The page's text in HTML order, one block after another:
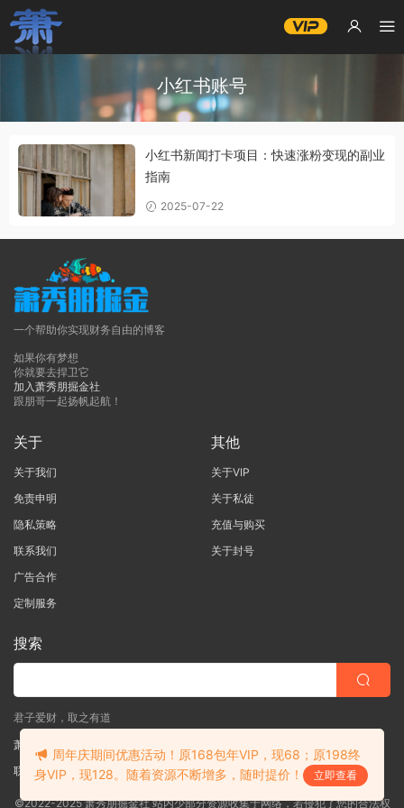
小红书账号
小红书新闻打卡项目：快速涨粉变现的副业
指南
2025-07-22
一个帮助你实现财务自由的博客
如果你有梦想
你就要去捍卫它
加入萧秀朋掘金社
跟朋哥一起扬帆起航！
关于
关于我们
免责申明
隐私策略
联系我们
广告合作
定制服务
其他
关于VIP
关于私徒
充值与购买
关于封号
搜索
君子爱财，取之有道
萧秀朋掘金社
联系客服(说明需求，勿问在否)
©2022-2025 萧秀朋掘金社 站内少部分资源收集于网络，若侵犯了您的合法权
周年庆期间优惠活动！原168包年VIP，现68；原198终
身VIP，现128。随着资源不断增多，随时提价！
立即查看